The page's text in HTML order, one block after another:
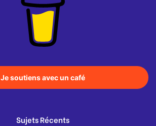
Je soutiens avec un café
Sujets Récents